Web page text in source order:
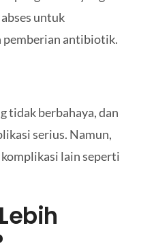
untuk
pemberian antibiotik.
tidak berbahaya, dan
serius. Namun,
komplikasi lain seperti